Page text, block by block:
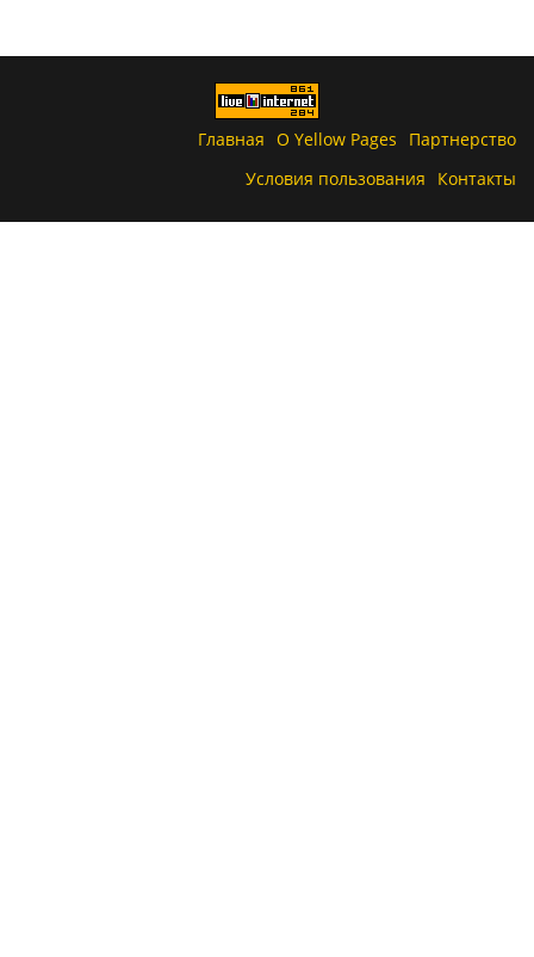
Главная О Yellow Pages
Партнерство
Условия пользования
Контакты